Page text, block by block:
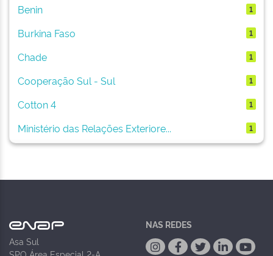
Benin 1
Burkina Faso 1
Chade 1
Cooperação Sul - Sul 1
Cotton 4 1
Ministério das Relações Exteriore... 1
Asa Sul
NAS REDES